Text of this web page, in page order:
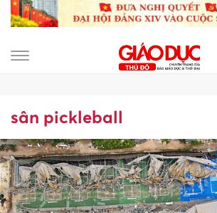
sân pickleball